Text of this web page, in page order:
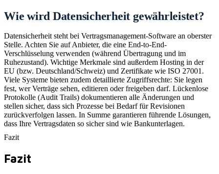
Wie wird Datensicherheit gewährleistet?
Datensicherheit steht bei Vertragsmanagement-Software an oberster
Stelle. Achten Sie auf Anbieter, die eine End-to-End-
Verschlüsselung verwenden (während Übertragung und im
Ruhezustand). Wichtige Merkmale sind außerdem Hosting in der
EU (bzw. Deutschland/Schweiz) und Zertifikate wie ISO 27001.
Viele Systeme bieten zudem detaillierte Zugriffsrechte: Sie legen
fest, wer Verträge sehen, editieren oder freigeben darf. Lückenlose
Protokolle (Audit Trails) dokumentieren alle Änderungen und
stellen sicher, dass sich Prozesse bei Bedarf für Revisionen
zurückverfolgen lassen. In Summe garantieren führende Lösungen,
dass Ihre Vertragsdaten so sicher sind wie Bankunterlagen.
Fazit
Fazit